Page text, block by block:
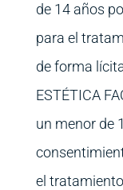
de 14 años
para el
de forma
ESTÉTICA
un menor de
el